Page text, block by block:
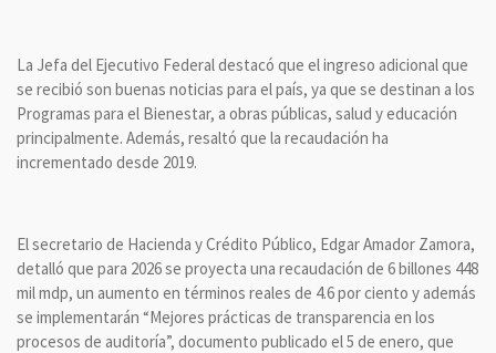
La Jefa del Ejecutivo Federal destacó que el ingreso adicional que
se recibió son buenas noticias para el país, ya que se destinan a los
Programas para el Bienestar, a obras públicas, salud y educación
principalmente. Además, resaltó que la recaudación ha
incrementado desde 2019.
El secretario de Hacienda y Crédito Público, Edgar Amador Zamora,
detalló que para 2026 se proyecta una recaudación de 6 billones 448
mil mdp, un aumento en términos reales de 4.6 por ciento y además
se implementarán “Mejores prácticas de transparencia en los
procesos de auditoría”, documento publicado el 5 de enero, que